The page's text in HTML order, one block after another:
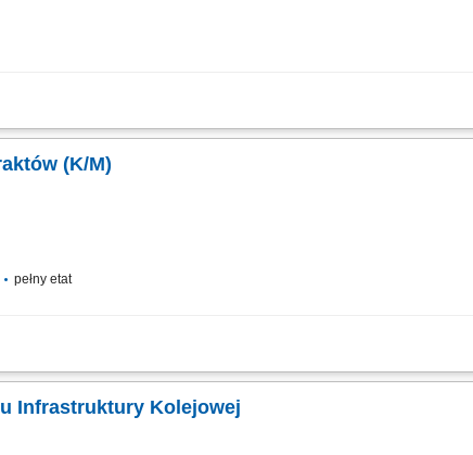
(K/M)
pełny etat
prac na budowie; zarządzanie zespołem pracowników;
Infrastruktury Kolejowej